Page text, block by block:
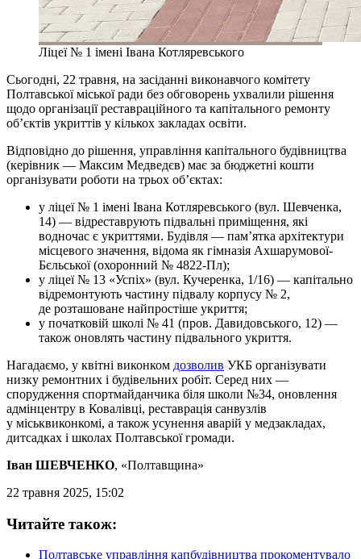
Ліцеї № 1 імені Івана Котляревського
Сьогодні, 22 травня, на засіданні виконавчого комітету
Полтавської міської ради без обговорень ухвалили рішення
щодо організації реставраційного та капітального ремонту
об’єктів укриттів у кількох закладах освіти.
Відповідно до рішення, управління капітального будівництва
(керівник — Максим Медведєв) має за бюджетні кошти
організувати роботи на трьох об’єктах:
у ліцеї № 1 імені Івана Котляревського (вул. Шевченка,
14) — відреставрують підвальні приміщення, які
водночас є укриттями. Будівля — пам’ятка архітектури
місцевого значення, відома як гімназія Ахшарумової-
Бєльської (охоронний № 4822-Пл);
у ліцеї № 13 «Успіх» (вул. Кучеренка, 1/16) — капітально
відремонтують частину підвалу корпусу № 2,
де розташоване найпростіше укриття;
у початковій школі № 41 (пров. Давидовського, 12) —
також оновлять частину підвального укриття.
Нагадаємо, у квітні виконком дозволив УКБ організувати
низку ремонтних і будівельних робіт. Серед них —
спорудження спортмайданчика біля школи №34, оновлення
адмінцентру в Ковалівці, реставрація санвузлів
у міськвиконкомі, а також усунення аварій у медзакладах,
дитсадках і школах Полтавської громади.
Іван ШЕВЧЕНКО, «Полтавщина»
22 травня 2025, 15:02
Читайте також:
Полтавське управління капбудівництва прокоментувало